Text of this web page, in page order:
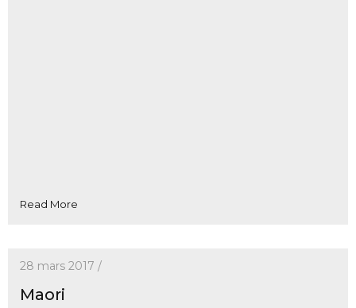
Read More
28 mars 2017 /
Maori